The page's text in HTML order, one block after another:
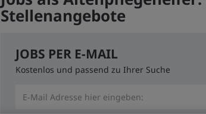
Stellenangebote
JOBS PER E-MAIL
Kostenlos und passend zu Ihrer Suche